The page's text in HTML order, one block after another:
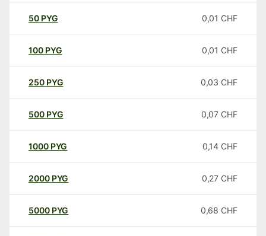
50 PYG 0,01 CHF
100 PYG 0,01 CHF
250 PYG 0,03 CHF
500 PYG 0,07 CHF
1000 PYG 0,14 CHF
2000 PYG 0,27 CHF
5000 PYG 0,68 CHF